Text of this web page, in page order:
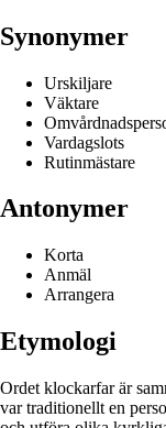
Synonymer
Urskiljare
Väktare
Vardagslots
Rutinmästare
Antonymer
Korta
Anmäl
Arrangera
Etymologi
Ordet klockarfar är
var traditionellt en